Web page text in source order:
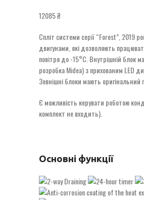
₴
Спліт системи серії “Forest”, 2019
двигунами, які дозволяють
повітря до -15°С. Внутрішній блок
розробка Midea) з прихованим LED
Зовнішні блоки мають оригінальний
Є можливість керувати роботою
комплект не входить).
Основні функції